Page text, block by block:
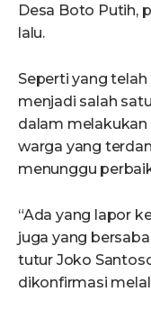
Desa Boto Putih,
lalu.
Seperti yang
menjadi salah
dalam melakukan
warga yang
menunggu
“Ada yang lapor
juga yang
tutur Joko
dikonfirmasi